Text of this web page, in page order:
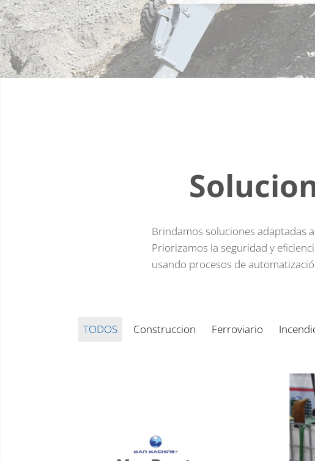
Brindamos soluciones adaptadas
Priorizamos la seguridad y
usando procesos de
TODOS Construccion Ferroviario